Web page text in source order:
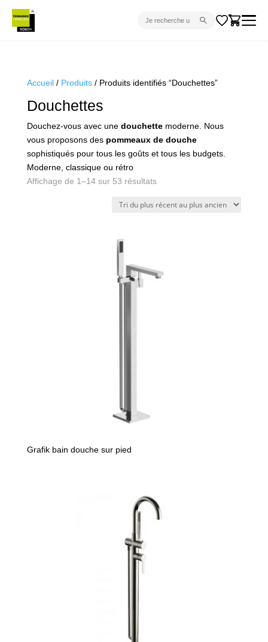
SANITAIRE
VENTES FLASH
PROJET CLÉ EN MAIN
Accueil/ Produits/ Produits identifiés “Douchettes”
Douchettes
Douchez-vous avec une douchettemoderne. Nous
vous proposons des pommeaux de douche
sophistiqués pour tous les goûts et tous les budgets.
Moderne, classique ou rétro
Affichage de 1–14 sur 53 résultatsTrié
plus
Grafik bain douche sur pied